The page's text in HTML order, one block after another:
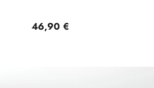
Normaler Preis
46,90 €